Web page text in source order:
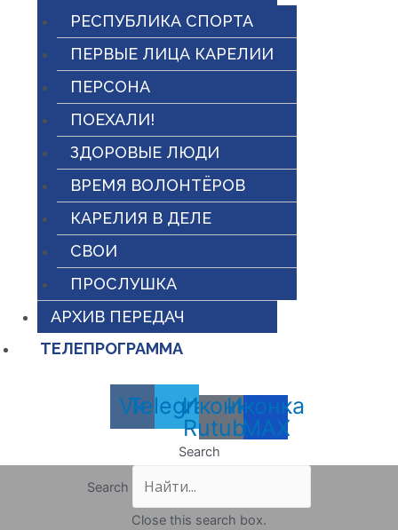
РЕСПУБЛИКА СПОРТА
ПЕРВЫЕ ЛИЦА КАРЕЛИИ
ПЕРСОНА
ПОЕХАЛИ!
ЗДОРОВЫЕ ЛЮДИ
ВРЕМЯ ВОЛОНТЁРОВ
КАРЕЛИЯ В ДЕЛЕ
СВОИ
ПРОСЛУШКА
АРХИВ ПЕРЕДАЧ
ТЕЛЕПРОГРАММА
Vk
Telegram
Иконка
Rutube
Иконка
MAX
Search
Search
Close this search box.